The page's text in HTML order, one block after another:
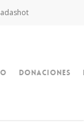
Donaciones